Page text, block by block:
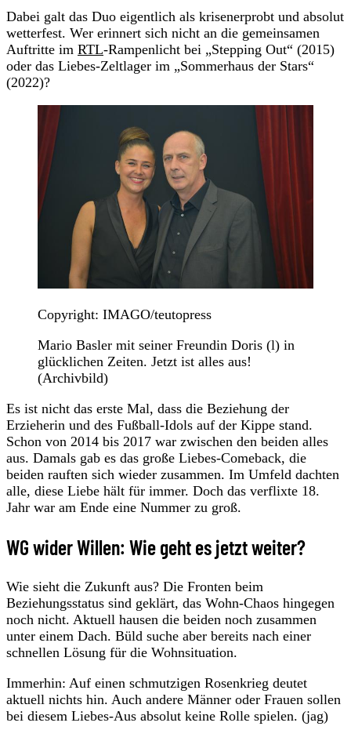
Dabei galt das Duo eigentlich als krisenerprobt und absolut
wetterfest. Wer erinnert sich nicht an die gemeinsamen
Auftritte im RTL-Rampenlicht bei „Stepping Out“ (2015)
oder das Liebes-Zeltlager im „Sommerhaus der Stars“
(2022)?
Copyright: IMAGO/teutopress
Mario Basler mit seiner Freundin Doris (l) in
glücklichen Zeiten. Jetzt ist alles aus!
(Archivbild)
Es ist nicht das erste Mal, dass die Beziehung der
Erzieherin und des Fußball-Idols auf der Kippe stand.
Schon von 2014 bis 2017 war zwischen den beiden alles
aus. Damals gab es das große Liebes-Comeback, die
beiden rauften sich wieder zusammen. Im Umfeld dachten
alle, diese Liebe hält für immer. Doch das verflixte 18.
Jahr war am Ende eine Nummer zu groß.
WG wider Willen: Wie geht es jetzt weiter?
Wie sieht die Zukunft aus? Die Fronten beim
Beziehungsstatus sind geklärt, das Wohn-Chaos hingegen
noch nicht. Aktuell hausen die beiden noch zusammen
unter einem Dach. Büld suche aber bereits nach einer
schnellen Lösung für die Wohnsituation.
Immerhin: Auf einen schmutzigen Rosenkrieg deutet
aktuell nichts hin. Auch andere Männer oder Frauen sollen
bei diesem Liebes-Aus absolut keine Rolle spielen. (jag)